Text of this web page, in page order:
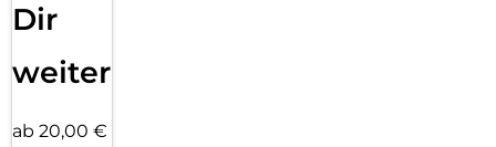
Dir
weiter
ab 20,00 €